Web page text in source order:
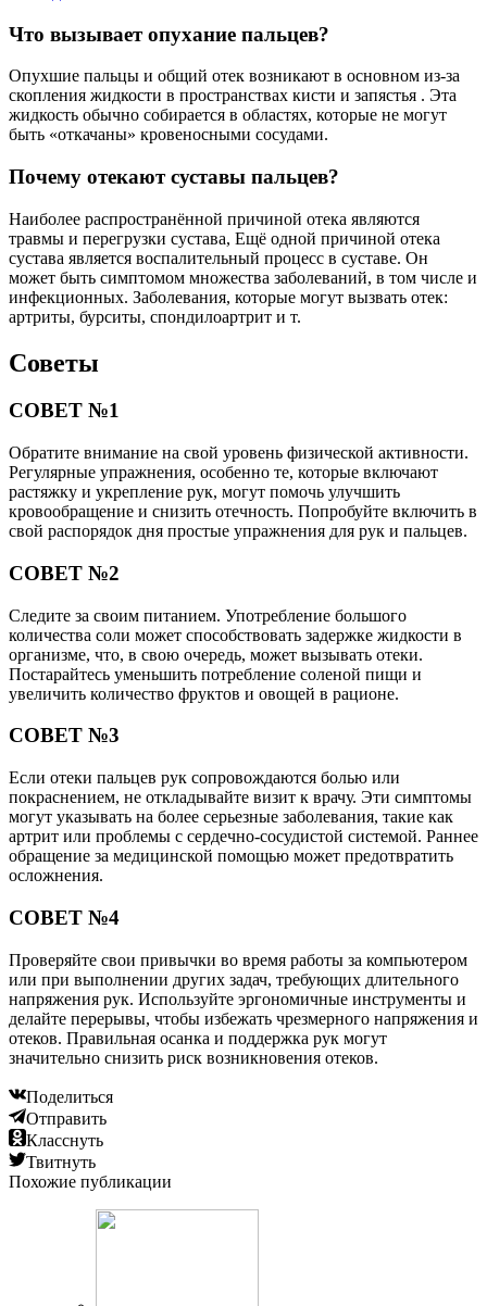
Что вызывает опухание пальцев?
Опухшие пальцы и общий отек возникают в основном из-за
скопления жидкости в пространствах кисти и запястья . Эта
жидкость обычно собирается в областях, которые не могут
быть «откачаны» кровеносными сосудами.
Почему отекают суставы пальцев?
Наиболее распространённой причиной отека являются
травмы и перегрузки сустава, Ещё одной причиной отека
сустава является воспалительный процесс в суставе. Он
может быть симптомом множества заболеваний, в том числе и
инфекционных. Заболевания, которые могут вызвать отек:
артриты, бурситы, спондилоартрит и т.
Советы
СОВЕТ №1
Обратите внимание на свой уровень физической активности.
Регулярные упражнения, особенно те, которые включают
растяжку и укрепление рук, могут помочь улучшить
кровообращение и снизить отечность. Попробуйте включить в
свой распорядок дня простые упражнения для рук и пальцев.
СОВЕТ №2
Следите за своим питанием. Употребление большого
количества соли может способствовать задержке жидкости в
организме, что, в свою очередь, может вызывать отеки.
Постарайтесь уменьшить потребление соленой пищи и
увеличить количество фруктов и овощей в рационе.
СОВЕТ №3
Если отеки пальцев рук сопровождаются болью или
покраснением, не откладывайте визит к врачу. Эти симптомы
могут указывать на более серьезные заболевания, такие как
артрит или проблемы с сердечно-сосудистой системой. Раннее
обращение за медицинской помощью может предотвратить
осложнения.
СОВЕТ №4
Проверяйте свои привычки во время работы за компьютером
или при выполнении других задач, требующих длительного
напряжения рук. Используйте эргономичные инструменты и
делайте перерывы, чтобы избежать чрезмерного напряжения и
отеков. Правильная осанка и поддержка рук могут
значительно снизить риск возникновения отеков.
Поделиться
Отправить
Класснуть
Твитнуть
Похожие публикации